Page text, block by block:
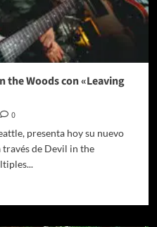
the Woods con «Leaving
0
presenta hoy su nuevo
de Devil in the